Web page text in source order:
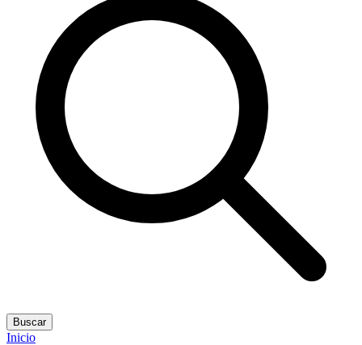
Buscar
Inicio